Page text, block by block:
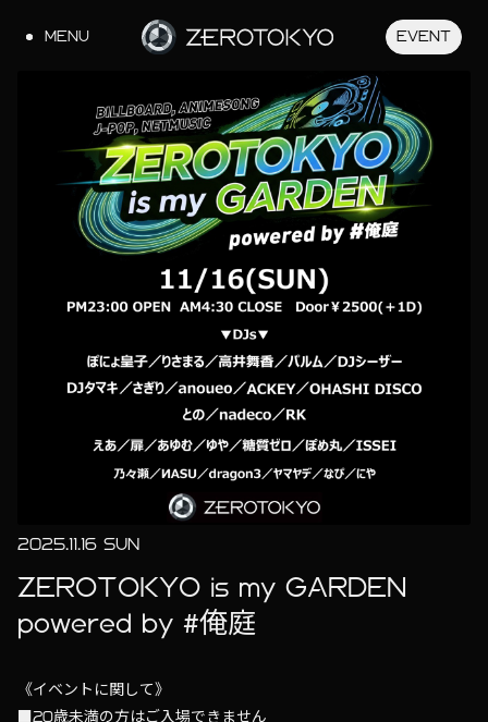
MENU EVENT
JA
2025.11.16 SUN
ZEROTOKYO is my GARDEN
powered by #俺庭
《イベントに関して》
■20歳未満の方はご入場できません